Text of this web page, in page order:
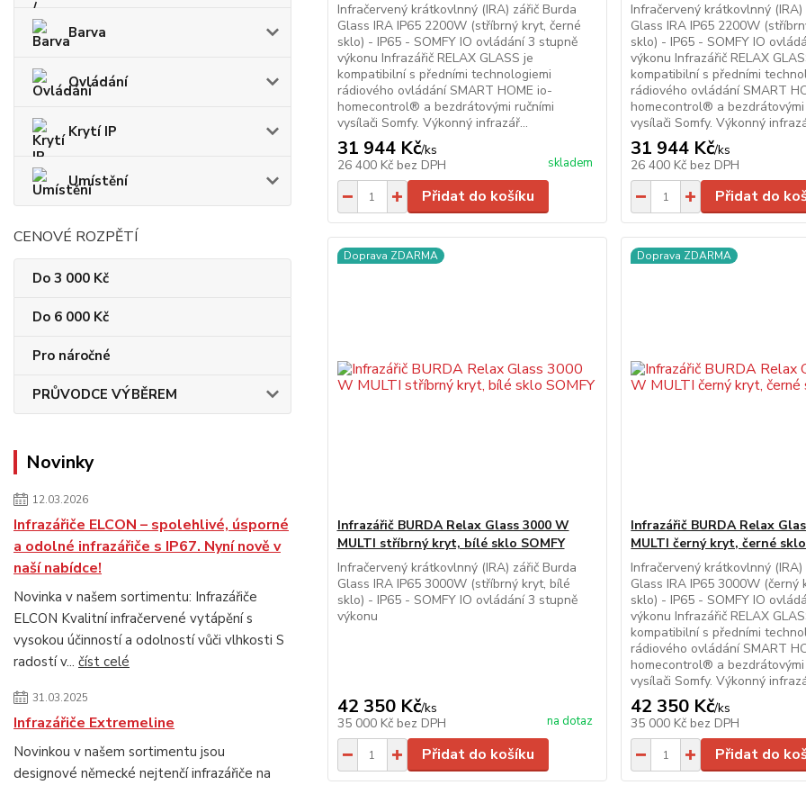
Barva
Ovládání
Krytí IP
Umístění
CENOVÉ ROZPĚTÍ
Do 3 000 Kč
Do 6 000 Kč
Pro náročné
PRŮVODCE VÝBĚREM
Novinky
12.03.2026
Infrazářiče ELCON – spolehlivé, úsporné
a odolné infrazářiče s IP67. Nyní nově v
naší nabídce!
Novinka v našem sortimentu: Infrazářiče
ELCON Kvalitní infračervené vytápění s
vysokou účinností a odolností vůči vlhkosti S
radostí v... číst celé
31.03.2025
Infrazářiče Extremeline
Novinkou v našem sortimentu jsou
designové německé nejtenčí infrazářiče na
Infračervený krátkovlnný (IRA) zářič Burda
Glass IRA IP65 2200W (stříbrný kryt, černé
sklo) - IP65 - SOMFY IO ovládání 3 stupně
výkonu Infrazářič RELAX GLASS je
kompatibilní s předními technologiemi
rádiového ovládání SMART HOME io-
homecontrol® a bezdrátovými ručními
vysílači Somfy. Výkonný infrazář...
31 944 Kč/ks
26 400 Kč bez DPH skladem
Přidat do košíku
Infračervený krátkovlnný (IRA)
Glass IRA IP65 2200W
sklo) - IP65 - SOMFY IO
výkonu Infrazářič RELAX
kompatibilní s předními
rádiového ovládání SMART
homecontrol® a bezdrátovými
vysílači Somfy. Výkonný
31 944 Kč/ks
26 400 Kč bez DPH
Přidat do
Doprava ZDARMA
Infrazářič BURDA Relax Glass 3000 W
MULTI stříbrný kryt, bílé sklo SOMFY
Infračervený krátkovlnný (IRA) zářič Burda
Glass IRA IP65 3000W (stříbrný kryt, bílé
sklo) - IP65 - SOMFY IO ovládání 3 stupně
výkonu
42 350 Kč/ks
35 000 Kč bez DPH na dotaz
Přidat do košíku
Doprava ZDARMA
Infrazářič BURDA Relax
MULTI černý kryt, černé
Infračervený krátkovlnný (IRA)
Glass IRA IP65 3000W (černý
sklo) - IP65 - SOMFY IO
výkonu Infrazářič RELAX
kompatibilní s předními
rádiového ovládání SMART
homecontrol® a bezdrátovými
vysílači Somfy. Výkonný
42 350 Kč/ks
35 000 Kč bez DPH
Přidat do